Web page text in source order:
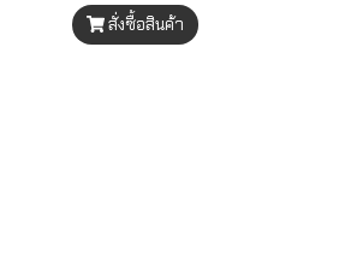
สั่งซื้อสินค้า